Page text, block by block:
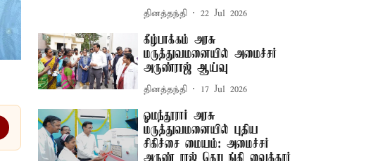
தினத்தந்தி 22 Jul 2026
கீழ்பாக்கம் அரசு
மருத்துவமனையில் அமைச்சர்
அருண்ராஜ் ஆய்வு
தினத்தந்தி 17 Jul 2026
ஓமந்தூரார் அரசு
மருத்துவமனையில் புதிய
சிகிச்சை மையம்: அமைச்சர்
அருண் ராஜ் தொடங்கி வைத்தார்